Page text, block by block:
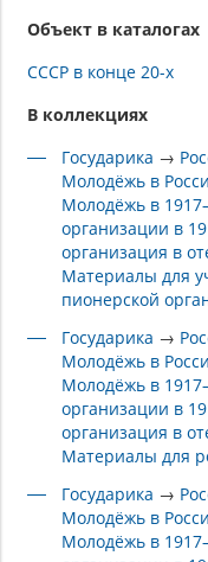
Объект в каталогах
СССР в конце 20-х
В коллекциях
Государика →
Молодёжь в
Молодёжь в
организации в
организация в
Материалы для
пионерской
Государика →
Молодёжь в
Молодёжь в
организации в
организация в
Материалы для
Государика →
Молодёжь в
Молодёжь в